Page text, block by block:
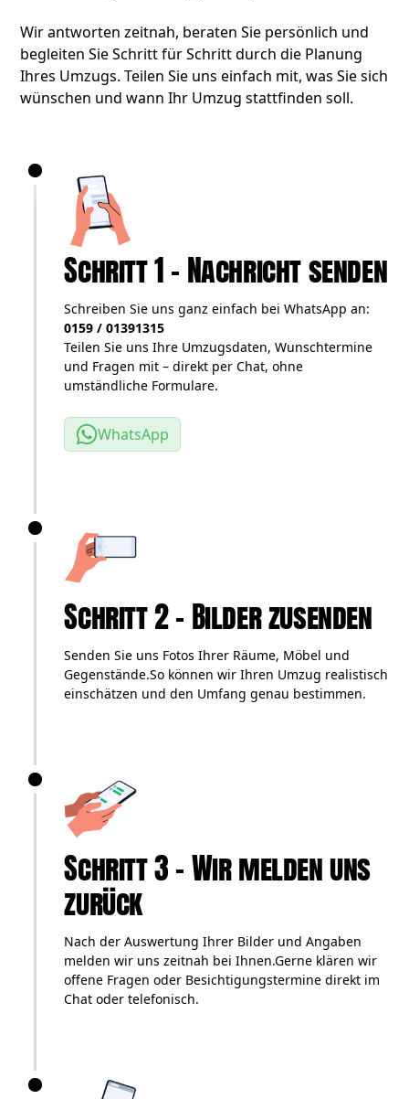
Wir antworten zeitnah, beraten Sie persönlich und
begleiten Sie Schritt für Schritt durch die Planung
Ihres Umzugs. Teilen Sie uns einfach mit, was Sie sich
wünschen und wann Ihr Umzug stattfinden soll.
Schritt 1 – Nachricht senden
Schreiben Sie uns ganz einfach bei WhatsApp an:
0159 / 01391315
Teilen Sie uns Ihre Umzugsdaten, Wunschtermine
und Fragen mit – direkt per Chat, ohne
umständliche Formulare.
WhatsApp
Schritt 2 – Bilder zusenden
Senden Sie uns Fotos Ihrer Räume, Möbel und
Gegenstände.So können wir Ihren Umzug realistisch
einschätzen und den Umfang genau bestimmen.
Schritt 3 – Wir melden uns
zurück
Nach der Auswertung Ihrer Bilder und Angaben
melden wir uns zeitnah bei Ihnen.Gerne klären wir
offene Fragen oder Besichtigungstermine direkt im
Chat oder telefonisch.